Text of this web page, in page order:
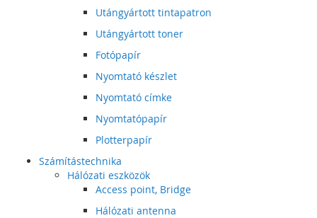
Utángyártott tintapatron
Utángyártott toner
Fotópapír
Nyomtató készlet
Nyomtató címke
Nyomtatópapír
Plotterpapír
Számítástechnika
Hálózati eszközök
Access point, Bridge
Hálózati antenna